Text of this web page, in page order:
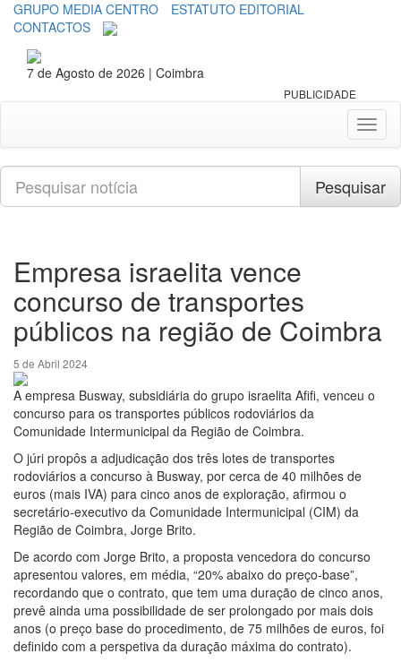
GRUPO MEDIA CENTRO
ESTATUTO EDITORIAL
CONTACTOS
7 de Agosto de 2026 | Coimbra
PUBLICIDADE
Pesquisar
Pesquisar
Empresa israelita vence
concurso de transportes
públicos na região de Coimbra
5 de Abril 2024
A empresa Busway, subsidiária do grupo israelita Afifi, venceu o
concurso para os transportes públicos rodoviários da
Comunidade Intermunicipal da Região de Coimbra.
O júri propôs a adjudicação dos três lotes de transportes
rodoviários a concurso à Busway, por cerca de 40 milhões de
euros (mais IVA) para cinco anos de exploração, afirmou o
secretário-executivo da Comunidade Intermunicipal (CIM) da
Região de Coimbra, Jorge Brito.
De acordo com Jorge Brito, a proposta vencedora do concurso
apresentou valores, em média, “20% abaixo do preço-base”,
recordando que o contrato, que tem uma duração de cinco anos,
prevê ainda uma possibilidade de ser prolongado por mais dois
anos (o preço base do procedimento, de 75 milhões de euros, foi
definido com a perspetiva da duração máxima do contrato).